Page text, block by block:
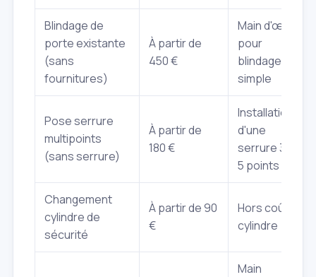
Blindage de
porte existante
(sans
fournitures)
À partir de
450 €
Main d'œuvre
pour
blindage
simple
Pose serrure
multipoints
(sans serrure)
À partir de
180 €
Installation
d'une
serrure 3 ou
5 points
Changement
cylindre de
sécurité
À partir de 90
€
Hors coût du
cylindre
Main